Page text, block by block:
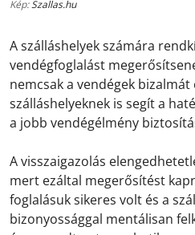
Kép:Szallas.hu
A szálláshelyek számára
vendégfoglalást
nemcsak a vendégek
szálláshelyeknek is segít a
a jobb vendégélmény
A visszaigazolás
mert ezáltal megerősítést
foglalásuk sikeres volt és a
bizonyossággal mentálisan